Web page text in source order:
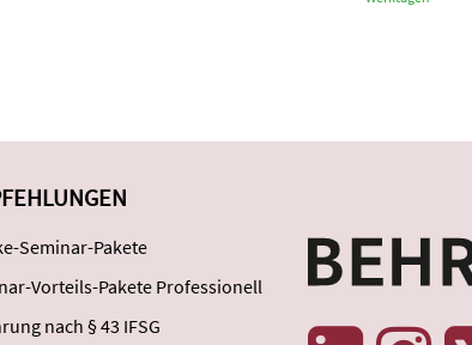
Seminar-Pakete
Vorteils-Pakete Professionell
nach § 43 IFSG